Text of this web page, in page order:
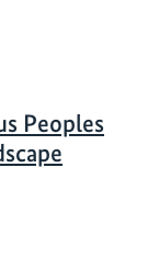
Peoples